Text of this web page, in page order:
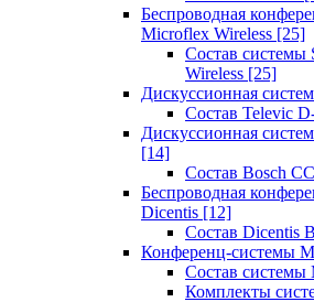
Беспроводная
Microflex Wireless [25]
Состав системы
Wireless [25]
Дискуссионная
Состав Televic
Дискуссионная
[14]
Состав Bosch
Беспроводная
Dicentis [12]
Состав Dicentis
Конференц-системы
Состав системы
Комплекты